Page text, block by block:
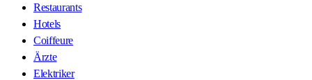
Restaurants
Hotels
Coiffeure
Ärzte
Elektriker